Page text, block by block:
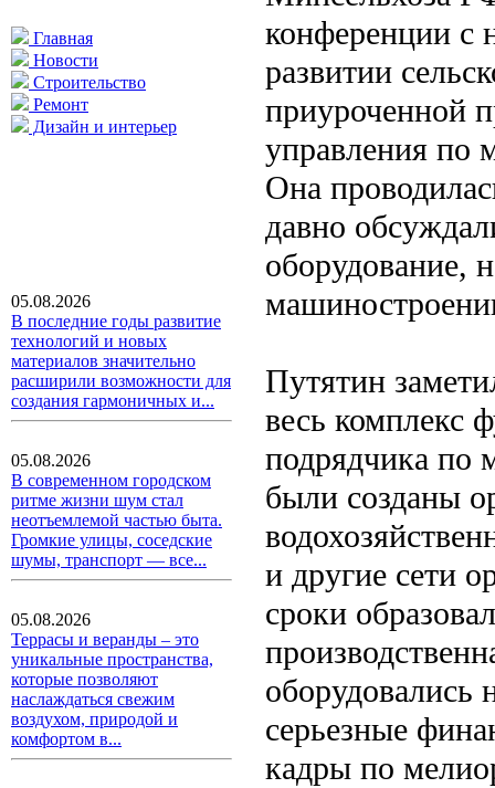
Главная
Новости
Строительство
Ремонт
Дизайн и интерьер
05.08.2026
В последние годы развитие
технологий и новых
материалов значительно
расширили возможности для
создания гармоничных и...
05.08.2026
В современном городском
ритме жизни шум стал
неотъемлемой частью быта.
Громкие улицы, соседские
шумы, транспорт — все...
05.08.2026
Террасы и веранды – это
уникальные пространства,
которые позволяют
наслаждаться свежим
воздухом, природой и
комфортом в...
конференции с
развитии
приуроченной
управления по
Она
давно
оборудование,
Путятин
весь комплекс
подрядчика по
были созданы
и другие сети
сроки
оборудовались
серьезные
кадры по